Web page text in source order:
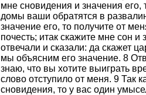
мне сновидения и значения его,
домы ваши обратятся в
значение его, то получите от
почесть; итак скажите мне сон
отвечали и сказали: да скажет
мы объясним его значение. 8
знаю, что вы хотите выиграть
слово отступило от меня. 9 Так
сновидения, то у вас один